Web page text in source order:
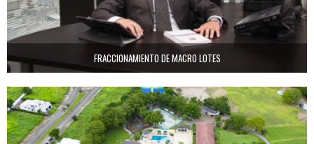
FRACCIONAMIENTO DE MACRO LOTES